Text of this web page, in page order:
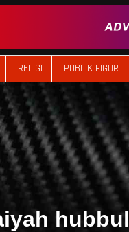
RELIGI PUBLIK FIGUR
hubbul